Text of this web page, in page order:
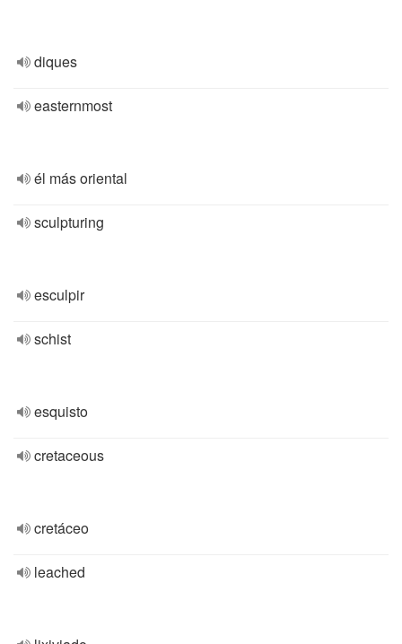
diques
easternmost
él más oriental
sculpturing
esculpir
schist
esquisto
cretaceous
cretáceo
leached